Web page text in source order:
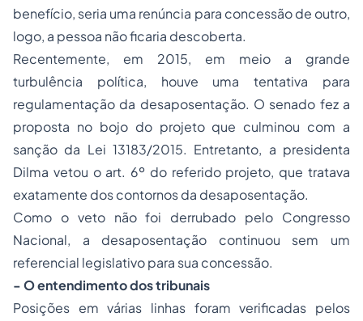
benefício, seria uma renúncia para concessão de outro,
logo, a pessoa não ficaria descoberta.
Recentemente, em 2015, em meio a grande
turbulência política, houve uma tentativa para
regulamentação da desaposentação. O senado fez a
proposta no bojo do projeto que culminou com a
sanção da Lei 13183/2015. Entretanto, a presidenta
Dilma vetou o art. 6º do referido projeto, que tratava
exatamente dos contornos da desaposentação.
Como o veto não foi derrubado pelo Congresso
Nacional, a desaposentação continuou sem um
referencial legislativo para sua concessão.
- O entendimento dos tribunais
Posições em várias linhas foram verificadas pelos